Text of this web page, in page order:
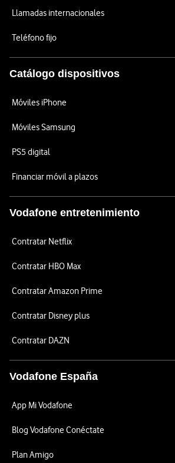
Llamadas internacionales
Teléfono fijo
Catálogo dispositivos
Móviles iPhone
Móviles Samsung
PS5 digital
Financiar móvil a plazos
Vodafone entretenimiento
Contratar Netflix
Contratar HBO Max
Contratar Amazon Prime
Contratar Disney plus
Contratar DAZN
Vodafone España
App Mi Vodafone
Blog Vodafone Conéctate
Plan Amigo